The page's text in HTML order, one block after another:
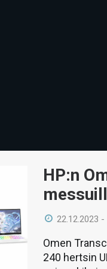
HP:n
22.12.2023 -
Omen
240 hertsin